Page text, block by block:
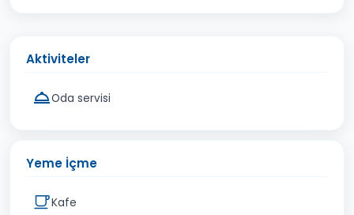
Aktiviteler
Oda servisi
Yeme İçme
Kafe